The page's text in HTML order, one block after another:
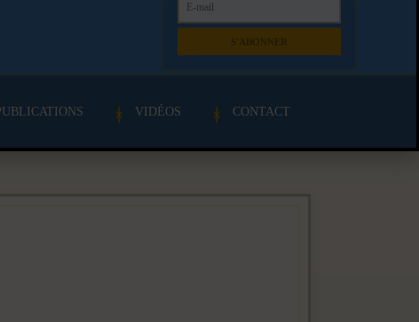
VIDÉOS CONTACT